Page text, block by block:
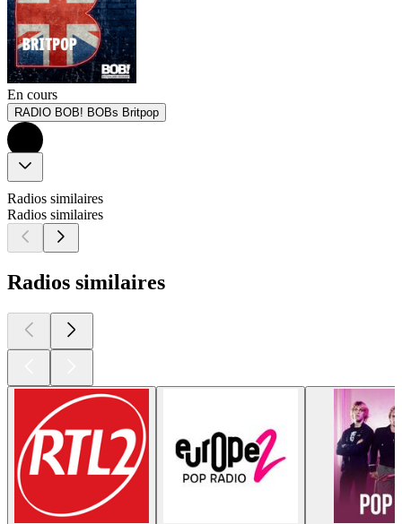
En cours
RADIO BOB! BOBs Britpop
Radios similaires
Radios similaires
Radios similaires